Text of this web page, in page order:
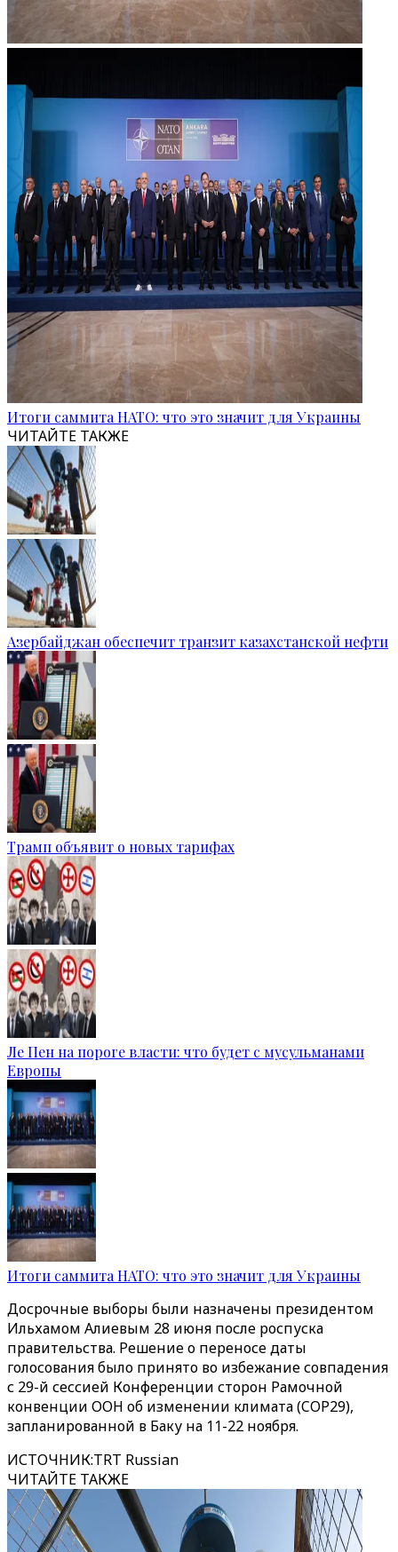
Итоги саммита НАТО: что это значит для Украины
ЧИТАЙТЕ ТАКЖЕ
Азербайджан обеспечит транзит казахстанской нефти
Трамп объявит о новых тарифах
Ле Пен на пороге власти: что будет с мусульманами
Европы
Итоги саммита НАТО: что это значит для Украины
Досрочные выборы были назначены президентом
Ильхамом Алиевым 28 июня после роспуска
правительства. Решение о переносе даты
голосования было принято во избежание совпадения
с 29-й сессией Конференции сторон Рамочной
конвенции ООН об изменении климата (COP29),
запланированной в Баку на 11-22 ноября.
ИСТОЧНИК:TRT Russian
ЧИТАЙТЕ ТАКЖЕ